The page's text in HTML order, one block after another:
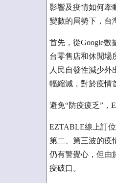
影響及疫情如何牽
變數的局勢下，台
首先，從Google
台零售店和休閒場
人民自發性減少外
幅縮減，對於疫情
避免“防疫疲乏”，
EZTABLE線上訂
第二、第三波的疫
仍有警覺心，但由
疫破口。